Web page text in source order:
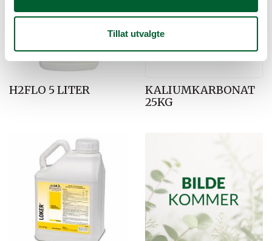
Tillat utvalgte
H2FLO 5 LITER
KALIUMKARBONAT
25KG